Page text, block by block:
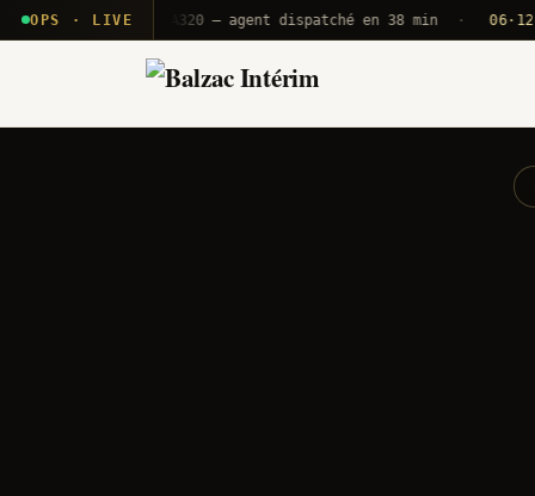
OPS · LIVE
T2E · B71 Push A320 — agent dispatché en 38 min · 06·12 UTC